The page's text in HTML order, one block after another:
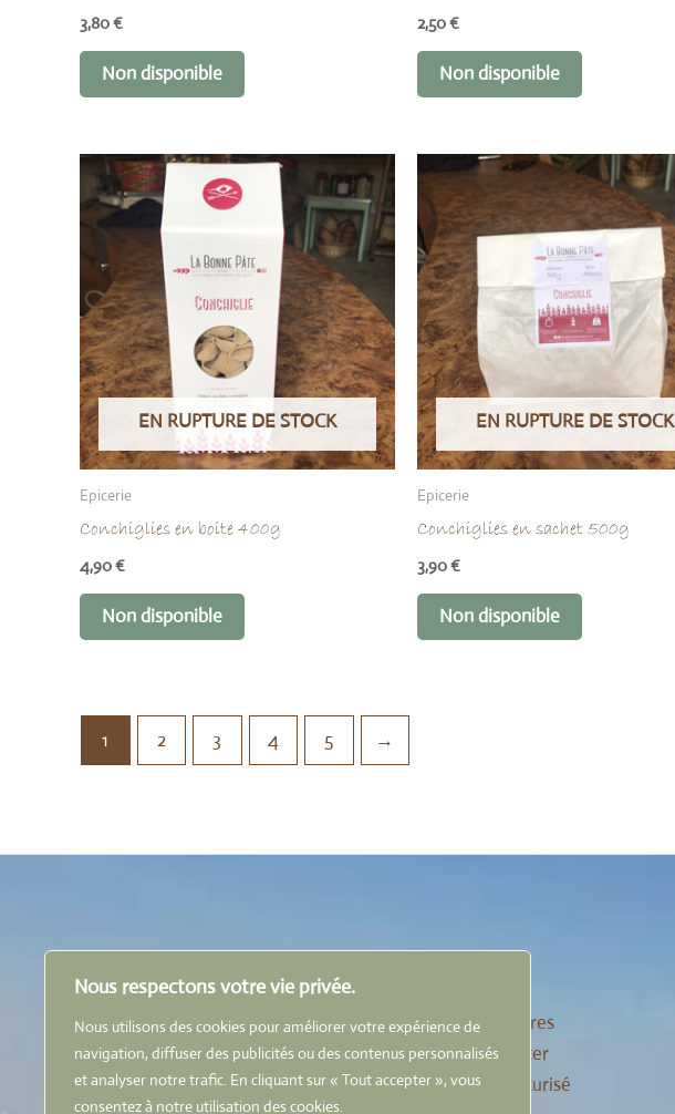
Nous respectons votre vie privée.
Nous utilisons des cookies pour améliorer votre expérience de
navigation, diffuser des publicités ou des contenus personnalisés
et analyser notre trafic. En cliquant sur « Tout accepter », vous
consentez à notre utilisation des cookies.
3,80€
Non disponible
2,50€
Non disponible
EN RUPTURE DE STOCK
Epicerie
Conchiglies en boite 400g
4,90€
Non disponible
EN RUPTURE DE STOCK
Epicerie
Conchiglies en sachet 500g
3,90€
Non disponible
1 2 3 4 5 →
Politique de confidentialité
Politique de cookies
Mentions légales
Nos partenaires
Nous contacter
Paiement sécurisé